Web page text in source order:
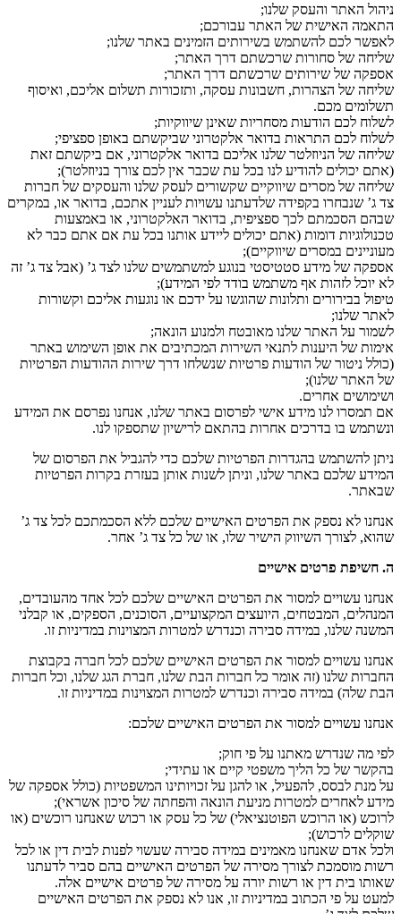
ניהול האתר והעסק שלנו;
התאמה האישית של האתר עבורכם;
לאפשר לכם להשתמש בשירותים הזמינים באתר שלנו;
שליחה של סחורות שרכשתם דרך האתר;
אספקה של שירותים שרכשתם דרך האתר;
שליחה של הצהרות, חשבונות עסקה, ותזכורות תשלום אליכם, ואיסוף
תשלומים מכם.
לשלוח לכם הודעות מסחריות שאינן שיווקיות;
לשלוח לכם התראות בדואר אלקטרוני שביקשתם באופן ספציפי;
שליחה של הניוזלטר שלנו אליכם בדואר אלקטרוני, אם ביקשתם זאת
(אתם יכולים להודיע לנו בכל עת שכבר אין לכם צורך בניוזלטר);
שליחה של מסרים שיווקיים שקשורים לעסק שלנו והעסקים של חברות
צד ג’ שנבחרו בקפידה שלדעתנו עשויות לעניין אתכם, בדואר או, במקרים
שבהם הסכמתם לכך ספציפית, בדואר האלקטרוני, או באמצעות
טכנולוגיות דומות (אתם יכולים ליידע אותנו בכל עת אם אתם כבר לא
מעוניינים במסרים שיווקיים);
אספקה של מידע סטטיסטי בנוגע למשתמשים שלנו לצד ג’ (אבל צד ג’ זה
לא יוכל לזהות אף משתמש בודד לפי המידע);
טיפול בבירורים ותלונות שהוגשו על ידכם או נוגעות אליכם וקשורות
לאתר שלנו;
לשמור על האתר שלנו מאובטח ולמנוע הונאה;
אימות של היענות לתנאי השירות המכתיבים את אופן השימוש באתר
(כולל ניטור של הודעות פרטיות שנשלחו דרך שירות ההודעות הפרטיות
של האתר שלנו);
ושימושים אחרים.
אם תמסרו לנו מידע אישי לפרסום באתר שלנו, אנחנו נפרסם את המידע
ונשתמש בו בדרכים אחרות בהתאם לרישיון שתספקו לנו.
ניתן להשתמש בהגדרות הפרטיות שלכם כדי להגביל את הפרסום של
המידע שלכם באתר שלנו, וניתן לשנות אותן בעזרת בקרות הפרטיות
שבאתר.
אנחנו לא נספק את הפרטים האישיים שלכם ללא הסכמתכם לכל צד ג’
שהוא, לצורך השיווק הישיר שלו, או של כל צד ג’ אחר.
ה. חשיפת פרטים אישיים
אנחנו עשויים למסור את הפרטים האישיים שלכם לכל אחד מהעובדים,
המנהלים, המבטחים, היועצים המקצועיים, הסוכנים, הספקים, או קבלני
המשנה שלנו, במידה סבירה וכנדרש למטרות המצוינות במדיניות זו.
אנחנו עשויים למסור את הפרטים האישיים שלכם לכל חברה בקבוצת
החברות שלנו (זה אומר כל חברות הבת שלנו, חברת הגג שלנו, וכל חברות
הבת שלה) במידה סבירה וכנדרש למטרות המצוינות במדיניות זו.
אנחנו עשויים למסור את הפרטים האישיים שלכם:
לפי מה שנדרש מאתנו על פי חוק;
בהקשר של כל הליך משפטי קיים או עתידי;
על מנת לבסס, להפעיל, או להגן על זכויותינו המשפטיות (כולל אספקה של
מידע לאחרים למטרות מניעת הונאה והפחתה של סיכון אשראי);
לרוכש (או הרוכש הפוטנציאלי) של כל עסק או רכוש שאנחנו רוכשים (או
שוקלים לרכוש);
ולכל אדם שאנחנו מאמינים במידה סבירה שעשוי לפנות לבית דין או לכל
רשות מוסמכת לצורך מסירה של הפרטים האישיים בהם סביר לדעתנו
שאותו בית דין או רשות יורה על מסירה של פרטים אישיים אלה.
למעט על פי הכתוב במדיניות זו, אנו לא נספק את הפרטים האישיים